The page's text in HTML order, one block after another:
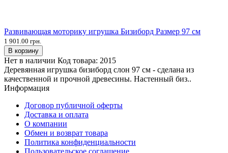
Развивающая моторику игрушка Бизиборд Размер 97 см
1 901.00 грн.
В корзину
Нет в наличии Код товара: 2015
Деревянная игрушка бизиборд слон 97 см - сделана из
качественной и прочной древесины. Настенный биз..
Информация
Договор публичной оферты
Доставка и оплата
О компании
Обмен и возврат товара
Политика конфиденциальности
Пользовательское соглашение